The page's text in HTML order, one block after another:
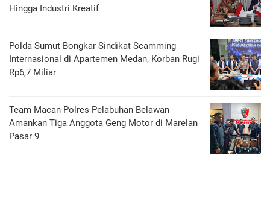
Hingga Industri Kreatif
Polda Sumut Bongkar Sindikat Scamming
Internasional di Apartemen Medan, Korban Rugi
Rp6,7 Miliar
Team Macan Polres Pelabuhan Belawan
Amankan Tiga Anggota Geng Motor di Marelan
Pasar 9